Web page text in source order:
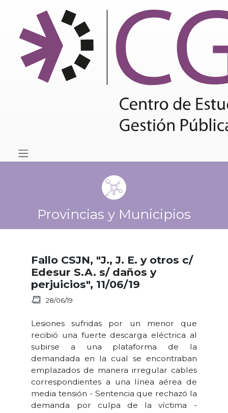
Provincias y Municipios
Fallo CSJN, "J., J. E. y otros c/
Edesur S.A. s/ daños y
perjuicios", 11/06/19
28/06/19
Lesiones sufridas por un menor que
recibió una fuerte descarga eléctrica al
subirse a una plataforma de la
demandada en la cual se encontraban
emplazados de manera irregular cables
correspondientes a una línea aérea de
media tensión - Sentencia que rechazó la
demanda por culpa de la víctima -